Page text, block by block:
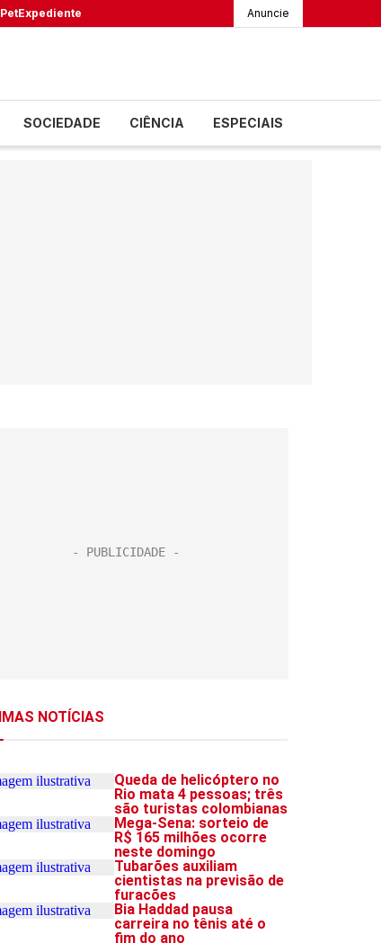
PetExpediente Anuncie
SOCIEDADE CIÊNCIA ESPECIAIS